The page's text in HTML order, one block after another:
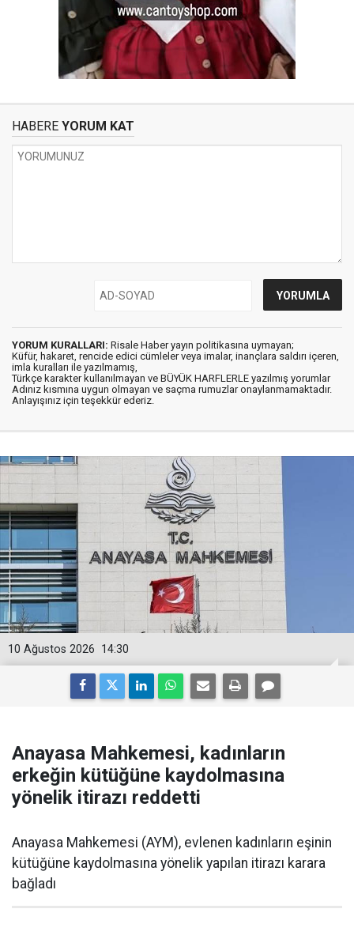
HABERE YORUM KAT
YORUM KURALLARI: Risale Haber yayın politikasına uymayan;
Küfür, hakaret, rencide edici cümleler veya imalar, inançlara saldırı içeren,
imla kuralları ile yazılmamış,
Türkçe karakter kullanılmayan ve BÜYÜK HARFLERLE yazılmış yorumlar
Adınız kısmına uygun olmayan ve saçma rumuzlar onaylanmamaktadır.
Anlayışınız için teşekkür ederiz.
14:30
10 Ağustos 2026
Anayasa Mahkemesi, kadınların
erkeğin kütüğüne kaydolmasına
yönelik itirazı reddetti
Anayasa Mahkemesi (AYM), evlenen kadınların eşinin
kütüğüne kaydolmasına yönelik yapılan itirazı karara
bağladı